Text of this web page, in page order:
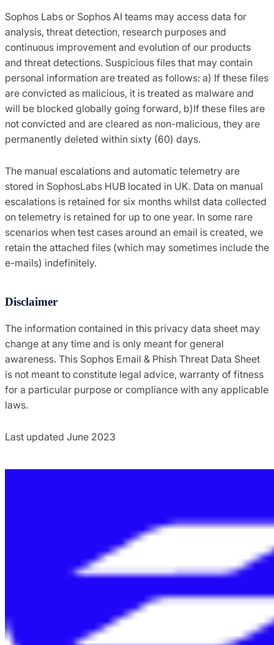
Sophos Labs or Sophos AI teams may access data for
analysis, threat detection, research purposes and
continuous improvement and evolution of our products
and threat detections. Suspicious files that may contain
personal information are treated as follows: a) If these files
are convicted as malicious, it is treated as malware and
will be blocked globally going forward, b)If these files are
not convicted and are cleared as non-malicious, they are
permanently deleted within sixty (60) days.
The manual escalations and automatic telemetry are
stored in SophosLabs HUB located in UK. Data on manual
escalations is retained for six months whilst data collected
on telemetry is retained for up to one year. In some rare
scenarios when test cases around an email is created, we
retain the attached files (which may sometimes include the
e-mails) indefinitely.
Disclaimer
The information contained in this privacy data sheet may
change at any time and is only meant for general
awareness. This Sophos Email & Phish Threat Data Sheet
is not meant to constitute legal advice, warranty of fitness
for a particular purpose or compliance with any applicable
laws.
Last updated June 2023